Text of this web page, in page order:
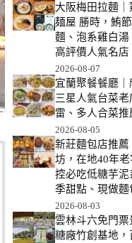
大阪梅田拉麵｜
麺屋 勝時，鮪
麵、泡系雞白湯
高評價人氣名店
2026-08-07
宜蘭聚餐餐廳｜
三星人氣台菜老
雷、多人合菜推
2026-08-05
新莊麵包店推
坊，在地40年
控必吃低糖芋泥
季甜點、現做麵
2026-08-03
雲林斗六免門票
糖廠竹創基地，